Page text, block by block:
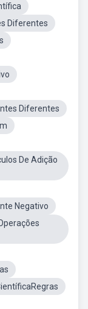
Diferentes
Diferentes
De Adição
Negativo